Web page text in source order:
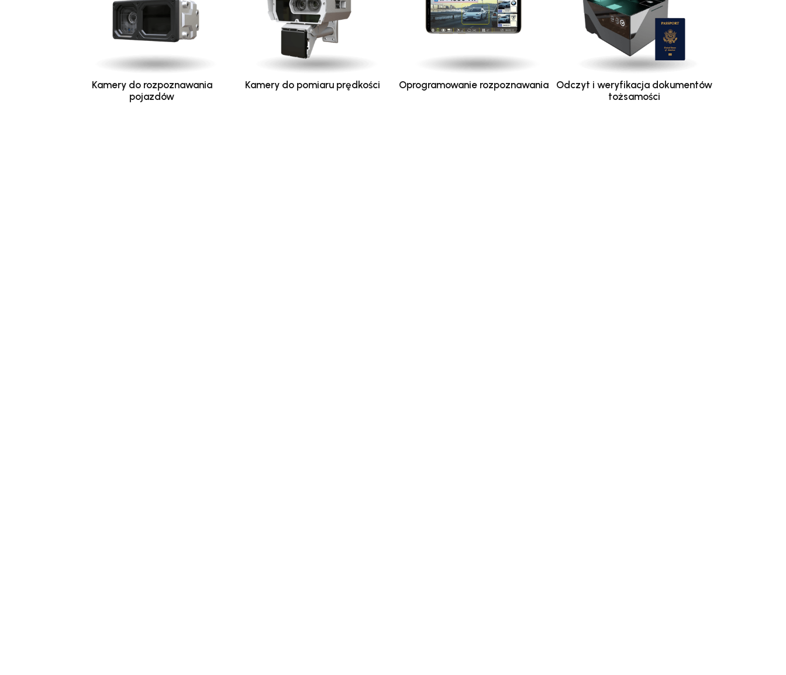
Kamery do rozpoznawania
pojazdów
Kamery do pomiaru prędkości Oprogramowanie rozpoznawania
Odczyt i weryfikacja dokumentów
tożsamości